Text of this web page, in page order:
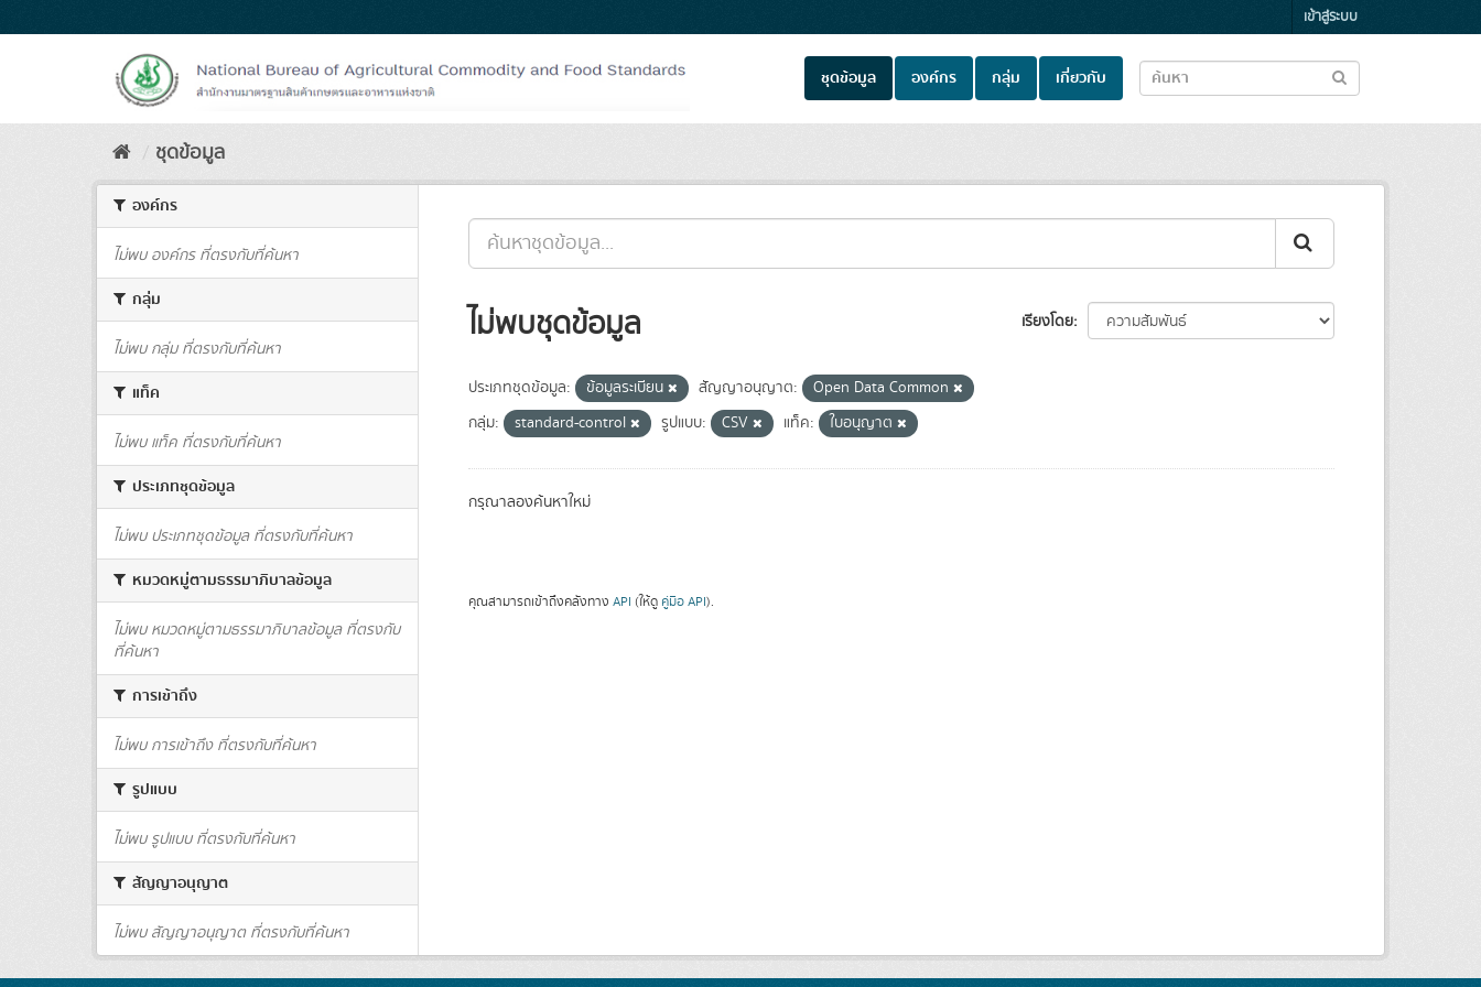
to
เข้าสู่ระบบ
ชุดข้อมูล องค์กร กลุ่ม เกี่ยวกับ
ชุดข้อมูล
องค์กร
ไม่พบ องค์กร ที่ตรงกับที่ค้นหา
กลุ่ม
ไม่พบ กลุ่ม ที่ตรงกับที่ค้นหา
แท็ค
ไม่พบ แท็ค ที่ตรงกับที่ค้นหา
ประเภทชุดข้อมูล
ไม่พบ ประเภทชุดข้อมูล ที่ตรงกับที่ค้นหา
หมวดหมู่ตามธรรมาภิบาลข้อมูล
ไม่พบ หมวดหมู่ตามธรรมาภิบาลข้อมูล ที่ตรงกับ
ที่ค้นหา
การเข้าถึง
ไม่พบ การเข้าถึง ที่ตรงกับที่ค้นหา
รูปแบบ
ไม่พบ รูปแบบ ที่ตรงกับที่ค้นหา
สัญญาอนุญาต
ไม่พบ สัญญาอนุญาต ที่ตรงกับที่ค้นหา
เรียงโดย
ไม่พบชุดข้อมูล
ประเภทชุดข้อมูล: ข้อมูลระเบียน สัญญาอนุญาต:
Open Data Common
กลุ่ม:
standard-control รูปแบบ: CSV แท็ค: ใบอนุญาต
กรุณาลองค้นหาใหม่
คุณสามารถเข้าถึงคลังทาง API (ให้ดู คู่มือ API).